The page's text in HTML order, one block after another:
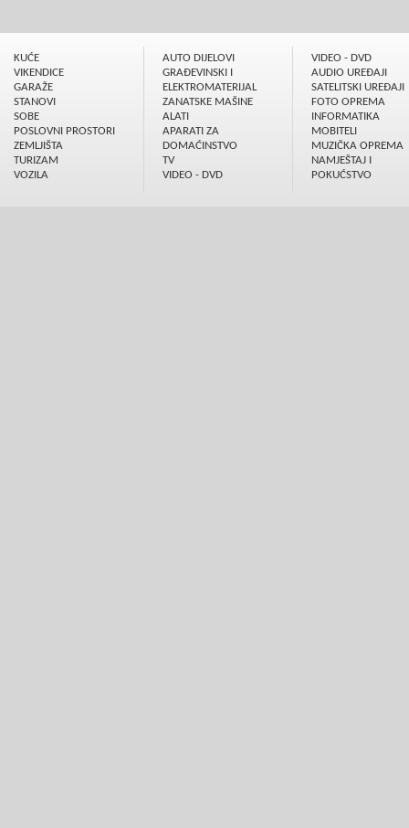
KUĆE
VIKENDICE
GARAŽE
STANOVI
SOBE
POSLOVNI PROSTORI
ZEMLJIŠTA
TURIZAM
VOZILA
AUTO DIJELOVI
GRAÐEVINSKI I
ELEKTROMATERIJAL
ZANATSKE MAŠINE
ALATI
APARATI ZA
DOMAĆINSTVO
TV
VIDEO - DVD
VIDEO - DVD
AUDIO UREÐAJI
SATELITSKI UREÐAJI
FOTO OPREMA
INFORMATIKA
MOBITELI
MUZIČKA OPREMA
NAMJEŠTAJ I
POKUĆSTVO